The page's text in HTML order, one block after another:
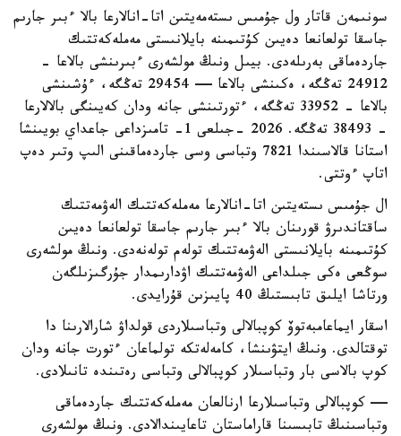
سونىمەن قاتار ول جۇمىس ىستەمەيتىن اتا-انالارعا بالا ءبىر جارىم
جاسقا تولعانعا دەيىن كۇتىمىنە بايلانىستى مەملەكەتتىك
جاردەماقى بەرىلەدى. بيىل ونىڭ مولشەرى ءبىرىنشى بالاعا -
24912 تەڭگە، ەكىنشى بالاعا — 29454 تەڭگە، ءۇشىنشى
بالاعا - 33952 تەڭگە، ءتورتىنشى جانە ودان كەيىنگى بالالارعا
- 38493 تەڭگە. 2026 -جىلعى 1- تامىزداعى جاعداي بويىنشا
استانا قالاسىندا 7821 وتباسى وسى جاردەماقىنى الىپ وتىر دەپ
اتاپ ءوتتى.
ال جۇمىس ىستەيتىن اتا-انالارعا مەملەكەتتىك الەۋمەتتىك
ساقتاندىرۋ قورىنان بالا ءبىر جارىم جاسقا تولعانعا دەيىن
كۇتىمىنە بايلانىستى الەۋمەتتىك تولەم تولەنەدى. ونىڭ مولشەرى
سوڭعى ەكى جىلداعى الەۋمەتتىك اۋدارىمدار جۇرگىزىلگەن
ورتاشا ايلىق تابىستىڭ 40 پايىزىن قۇرايدى.
اسقار ايماعامبەتوۆ كوپبالالى وتباسىلاردى قولداۋ شارالارىنا دا
توقتالدى. ونىڭ ايتۋىنشا، كامەلەتكە تولماعان ءتورت جانە ودان
كوپ بالاسى بار وتباسىلار كوپبالالى وتباسى رەتىندە تانىلادى.
— كوپبالالى وتباسىلارعا ارنالعان مەملەكەتتىك جاردەماقى
وتباسىنىڭ تابىسىنا قاراماستان تاعايىندالادى. ونىڭ مولشەرى